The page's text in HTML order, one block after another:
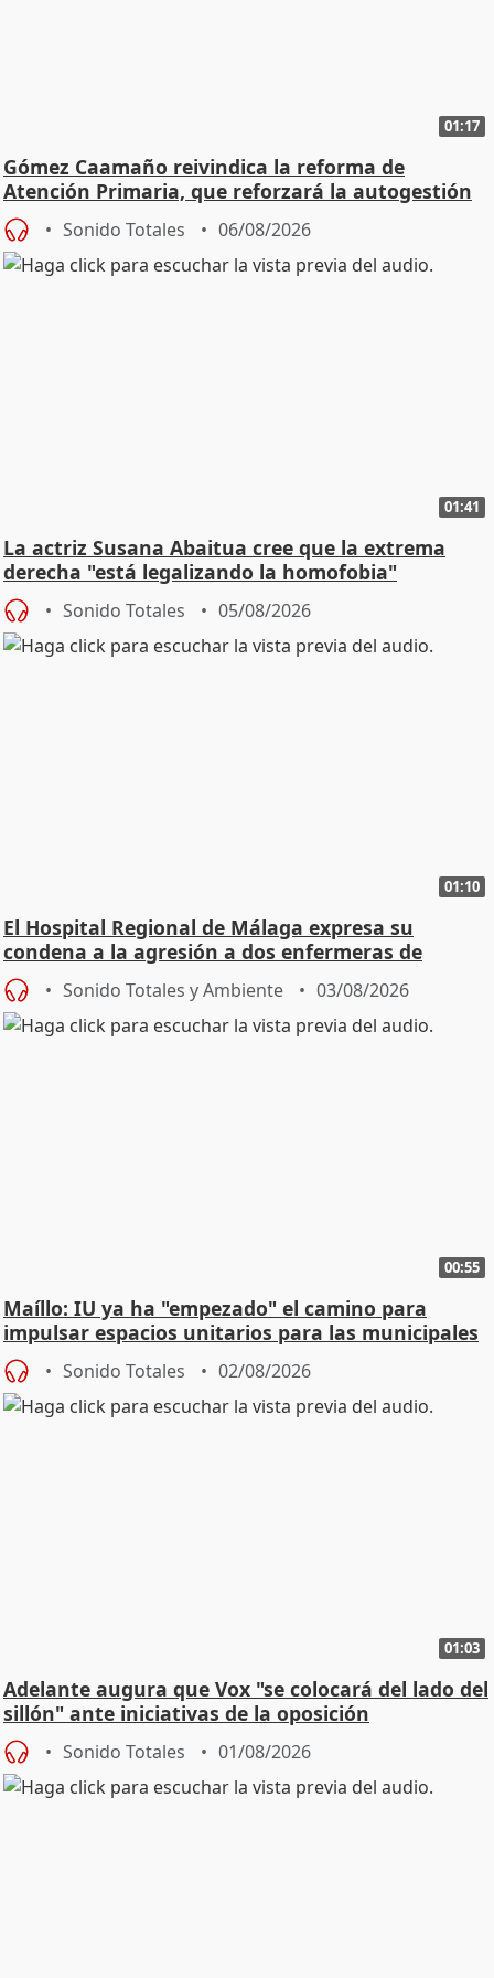
01:17
Gómez Caamaño reivindica la reforma de
Atención Primaria, que reforzará la autogestión
Sonido Totales 06/08/2026
01:41
La actriz Susana Abaitua cree que la extrema
derecha "está legalizando la homofobia"
Sonido Totales 05/08/2026
01:10
El Hospital Regional de Málaga expresa su
condena a la agresión a dos enfermeras de
Urgencias
Sonido Totales y Ambiente 03/08/2026
00:55
Maíllo: IU ya ha "empezado" el camino para
impulsar espacios unitarios para las municipales
Sonido Totales 02/08/2026
01:03
Adelante augura que Vox "se colocará del lado del
sillón" ante iniciativas de la oposición
Sonido Totales 01/08/2026